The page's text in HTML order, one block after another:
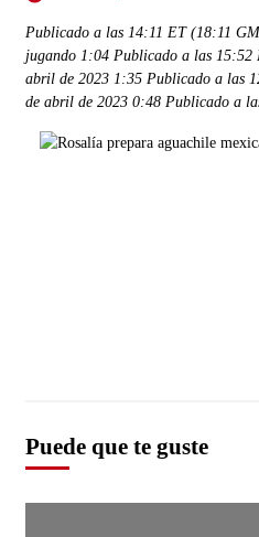
Publicado a las 14:11 ET (18:11
jugando 1:04 Publicado a las 15:52
abril de 2023 1:35 Publicado a las
de abril de 2023 0:48 Publicado a
Puede que te guste